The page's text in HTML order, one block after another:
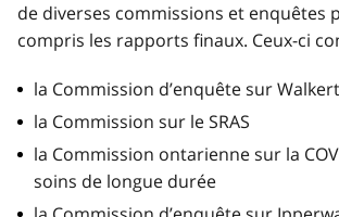
de diverses commissions et enquêtes
compris les rapports finaux. Ceux-ci
la Commission d’enquête sur
la Commission sur le SRAS
la Commission ontarienne sur la
soins de longue durée